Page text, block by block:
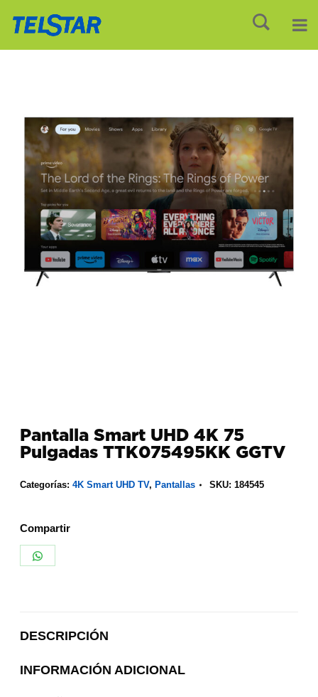
Pantalla Smart UHD 4K 75
Pulgadas TTK075495KK GGTV
Categorías: 4K Smart UHD TV, Pantallas SKU: 184545
Compartir
DESCRIPCIÓN
INFORMACIÓN ADICIONAL